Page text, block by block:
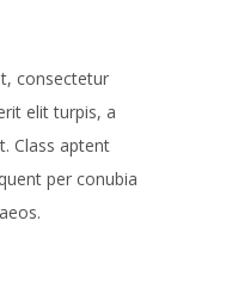
consectetur
elit turpis, a
Class aptent
per conubia